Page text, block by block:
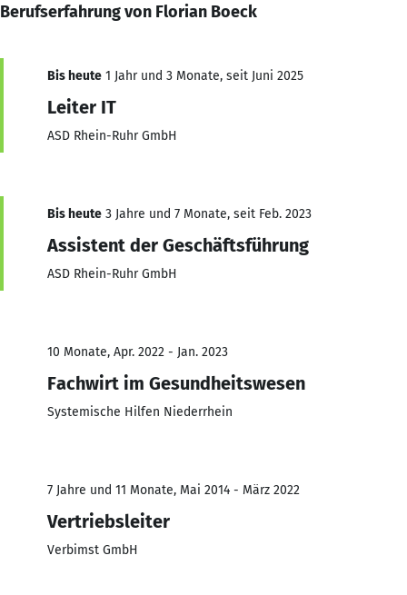
Berufserfahrung von Florian Boeck
Bis heute 1 Jahr und 3 Monate, seit Juni 2025
Leiter IT
ASD Rhein-Ruhr GmbH
Bis heute 3 Jahre und 7 Monate, seit Feb. 2023
Assistent der Geschäftsführung
ASD Rhein-Ruhr GmbH
10 Monate, Apr. 2022 - Jan. 2023
Fachwirt im Gesundheitswesen
Systemische Hilfen Niederrhein
7 Jahre und 11 Monate, Mai 2014 - März 2022
Vertriebsleiter
Verbimst GmbH